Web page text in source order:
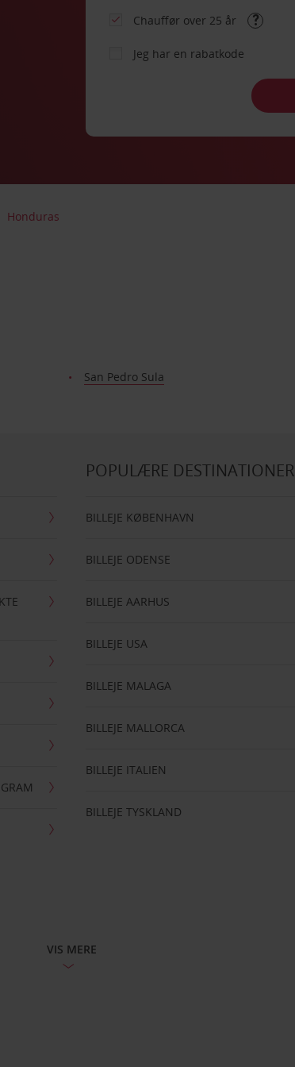
Chauffør over 25 år
Jeg har en rabatkode
Honduras
San Pedro Sula
POPULÆRE DESTINATIONER
BILLEJE KØBENHAVN
BILLEJE ODENSE
BILLEJE AARHUS
BILLEJE USA
BILLEJE MALAGA
BILLEJE MALLORCA
BILLEJE ITALIEN
BILLEJE TYSKLAND
VIS MERE